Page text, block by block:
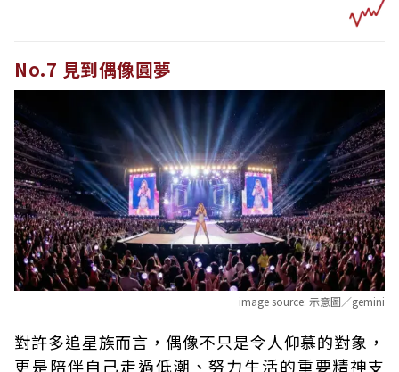
No.7 見到偶像圓夢
image source: 示意圖／gemini
對許多追星族而言，偶像不只是令人仰慕的對象，
更是陪伴自己走過低潮、努力生活的重要精神支